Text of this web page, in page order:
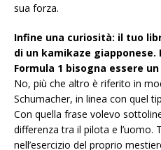
sua forza.
Infine una curiosità: il tuo
di un kamikaze
Formula 1 bisogna essere un
No, più che altro è riferito in
Schumacher, in linea con quel
Con quella frase volevo
differenza tra il pilota e l’uomo.
nell’esercizio del proprio